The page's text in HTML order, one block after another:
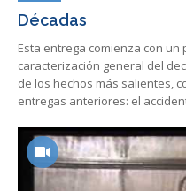
Décadas
Esta entrega comienza con
caracterización general del
de los hechos más salientes,
entregas anteriores: el